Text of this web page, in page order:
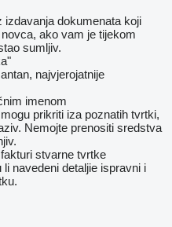
izdavanja dokumenata koji
ako vam je tijekom
sumljiv.
najvjerojatnije
imenom
prikriti iza poznatih tvrtki,
Nemojte prenositi sredstva
stvarne tvrtke
navedeni detaljie ispravni i